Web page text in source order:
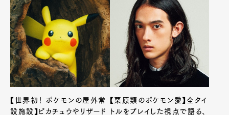
【世界初！ ポケモンの屋外常
設施設】ピカチュウやリザード
【栗原類のポケモン愛】全タイ
トルをプレイした視点で語る、